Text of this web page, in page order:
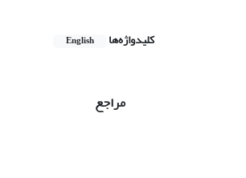
کلیدواژه‌ها English
مراجع